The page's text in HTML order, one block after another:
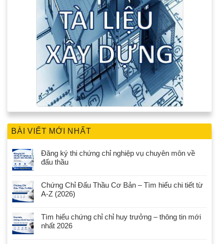
BÀI VIẾT MỚI NHẤT
Đăng ký thi chứng chỉ nghiệp vụ chuyên môn về
đấu thầu
Chứng Chỉ Đấu Thầu Cơ Bản – Tìm hiểu chi tiết từ
A-Z (2026)
Tìm hiểu chứng chỉ chỉ huy trưởng – thông tin mới
nhất 2026